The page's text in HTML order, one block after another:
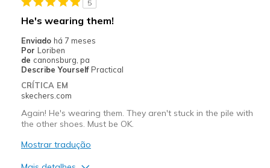
5
He's wearing them!
Enviado há 7 meses
Por Loriben
de canonsburg, pa
Describe Yourself Practical
CRÍTICA EM
skechers.com
Again! He's wearing them. They aren't stuck in the pile with
the other shoes. Must be OK.
Mostrar tradução